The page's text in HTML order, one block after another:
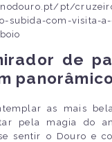
pt/
subida-com-visita-
de
as mais
pela magia do
sentir o Douro e